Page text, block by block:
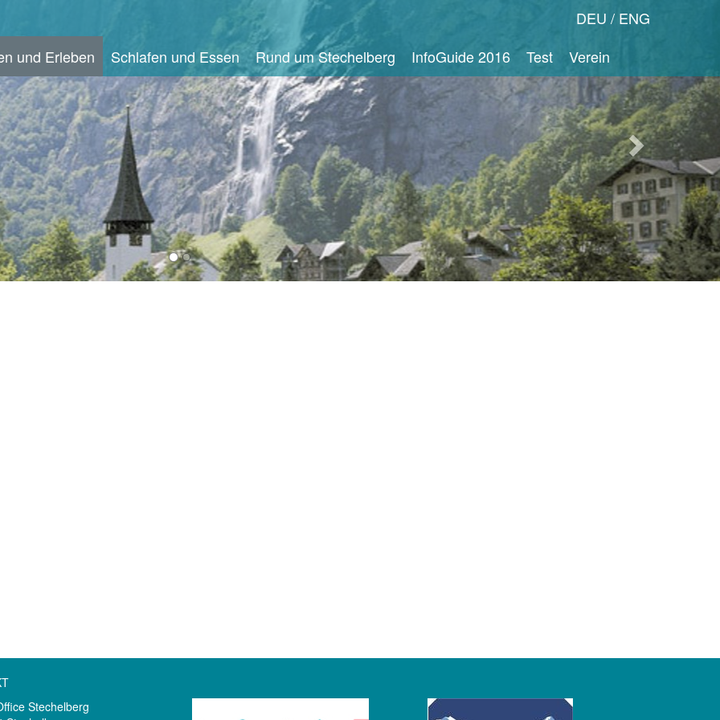
DEU
ENG
und Erleben
Schlafen und Essen Rund um Stechelberg InfoGuide 2016 Test Verein
Nächstes
Stechelberg